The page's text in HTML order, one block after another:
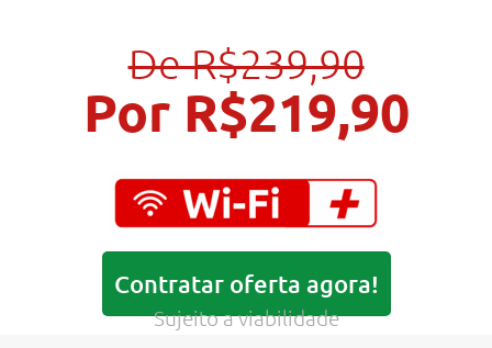
De R$239,90
Por R$219,90
Contratar oferta agora!
Sujeito a viabilidade